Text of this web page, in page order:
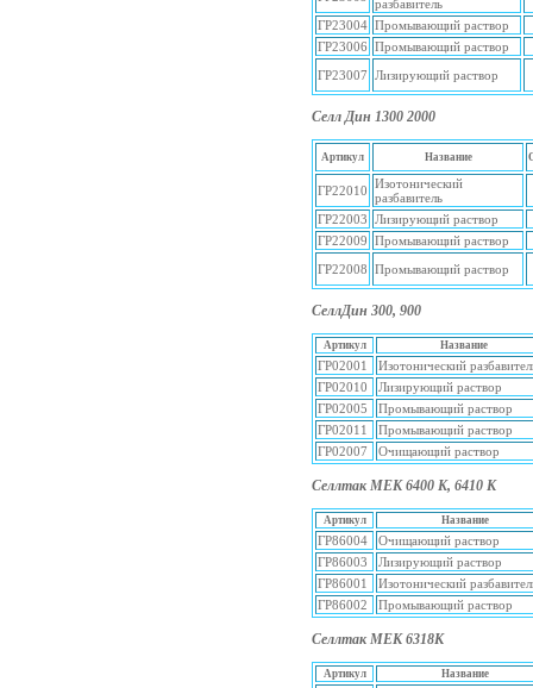
разбавитель
ГР23004 Промывающий раствор
ГР23006 Промывающий раствор
ГР23007 Лизирующий раствор
Селл Дин 1300 2000
Артикул Название
ГР22010 Изотонический
разбавитель
ГР22003 Лизирующий раствор
ГР22009 Промывающий раствор
ГР22008 Промывающий раствор
СеллДин 300, 900
Артикул Название
ГР02001
Изотонический
ГР02010
Лизирующий раствор
ГР02005
Промывающий раствор
ГР02011
Промывающий раствор
ГР02007
Очищающий раствор
Селлтак МЕК 6400 K, 6410 К
Артикул Название
ГР86004
Очищающий раствор
ГР86003
Лизирующий раствор
ГР86001
Изотонический
ГР86002
Промывающий раствор
Селлтак МЕК 6318К
Артикул Название